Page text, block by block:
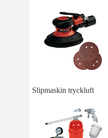
Slipmaskin tryckluft